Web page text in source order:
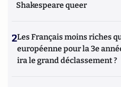
Shakespeare queer
2Les Français moins riches
européenne pour la 3e
ira le grand déclassement ?